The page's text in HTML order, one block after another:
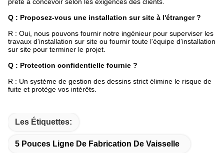
Q : Proposez-vous une installation sur site à l'étranger ?
R : Oui, nous pouvons fournir notre ingénieur pour superviser les
travaux d'installation sur site ou fournir toute l'équipe d'installation
sur site pour terminer le projet.
Q : Protection confidentielle fournie ?
R : Un système de gestion des dessins strict élimine le risque de
fuite et protège vos intérêts.
Les Étiquettes:
5 Pouces Ligne De Fabrication De Vaisselle